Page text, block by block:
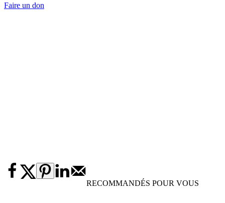
Faire un don
RECOMMANDÉS POUR VOUS